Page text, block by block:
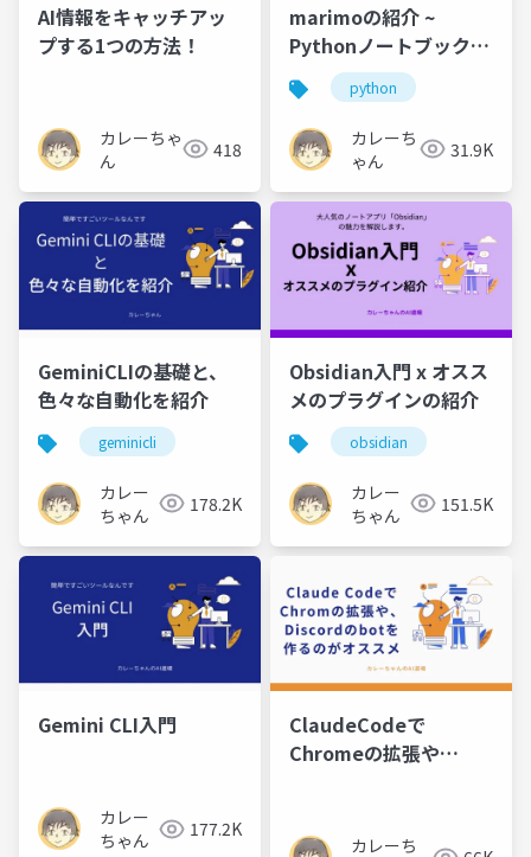
AI情報をキャッチアッ
プする1つの方法！
カレーちゃ
ん
418
marimoの紹介 ~
Pythonノートブックツ
ール ~ python
カレーち
ゃん
31.9K
GeminiCLIの基礎と、
色々な自動化を紹介
geminicli
カレー
ちゃん
178.2K
Obsidian入門 x オスス
メのプラグインの紹介
obsidian
カレー
ちゃん
151.5K
Gemini CLI入門
カレー
ちゃん
177.2K
ClaudeCodeで
Chromeの拡張や
カレーち